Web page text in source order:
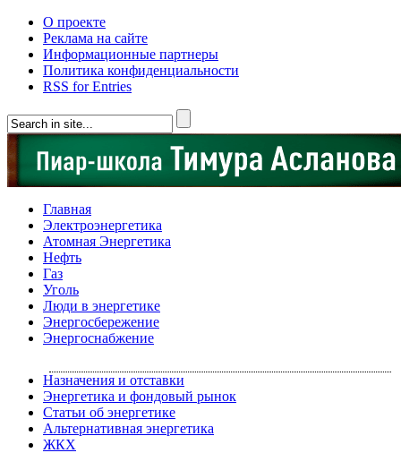
О проекте
Реклама на сайте
Информационные партнеры
Политика конфиденциальности
RSS for Entries
Главная
Электроэнергетика
Атомная Энергетика
Нефть
Газ
Уголь
Люди в энергетике
Энергосбережение
Энергоснабжение
Назначения и отставки
Энергетика и фондовый рынок
Статьи об энергетике
Альтернативная энергетика
ЖКХ